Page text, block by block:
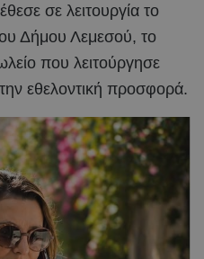
σε λειτουργία το
Δήμου Λεμεσού, το
που λειτούργησε
εθελοντική προσφορά.